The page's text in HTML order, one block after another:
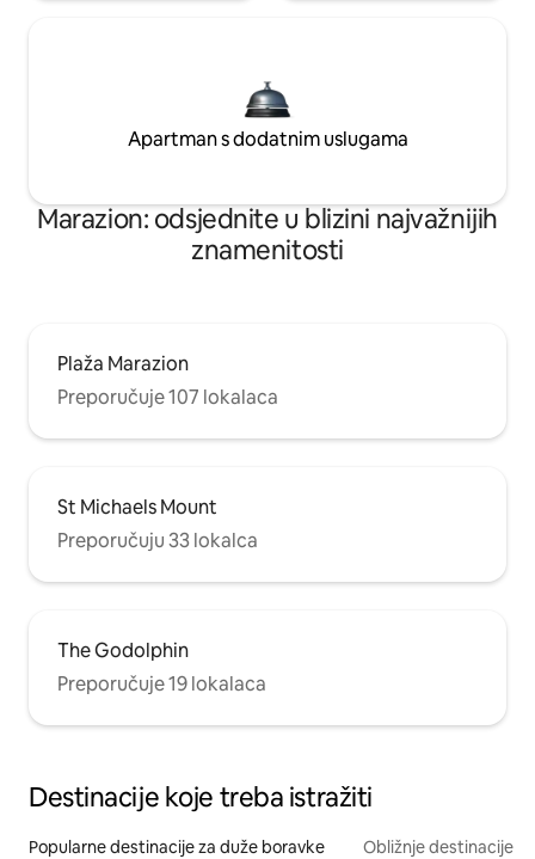
Apartman s dodatnim uslugama
Marazion: odsjednite u blizini najvažnijih
znamenitosti
Plaža Marazion
Preporučuje 107 lokalaca
St Michaels Mount
Preporučuju 33 lokalca
The Godolphin
Preporučuje 19 lokalaca
Destinacije koje treba istražiti
Popularne destinacije za duže boravke Obližnje destinacije